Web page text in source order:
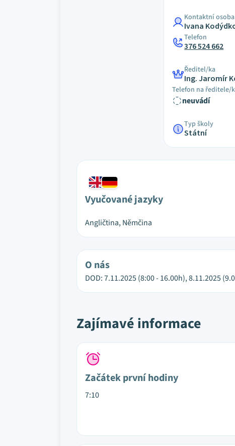
Kontaktní osoba
Ivana
Telefon
376 524 662
Ředitel/ka
Ing. Jaromír
Telefon na ředitele/
neuvádí
Typ školy
Státní
Vyučované jazyky
Angličtina, Němčina
O nás
DOD: 7.11.2025 (8:00 - 16.00h), 8.11.2025
Zajímavé informace
Začátek první hodiny
7:10